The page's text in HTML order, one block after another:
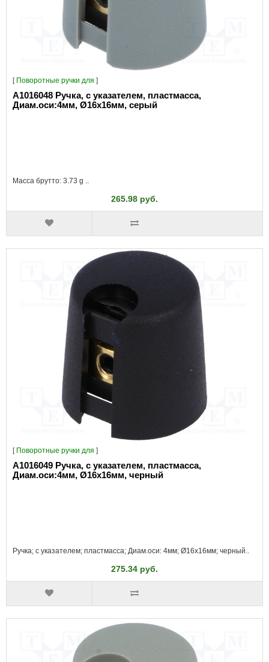
[ Поворотные ручки для ]
A1016048 Ручка, с указателем, пластмасса,
Диам.оси:4мм, Ø16x16мм, серый
Масса брутто: 3.73 g ..
265.98 руб.
[ Поворотные ручки для ]
A1016049 Ручка, с указателем, пластмасса,
Диам.оси:4мм, Ø16x16мм, черный
Ручка; с указателем; пластмасса; Диам.оси: 4мм; Ø16x16мм; черный..
275.34 руб.